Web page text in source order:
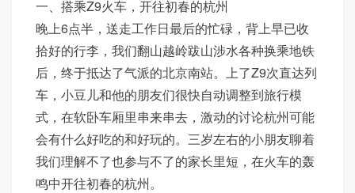
一、搭乘Z9火车，开往初春的杭州
晚上6点半，送走工作日最后的忙碌，背上早已收
拾好的行李，我们翻山越岭跋山涉水各种换乘地铁
后，终于抵达了气派的北京南站。上了Z9次直达列
车，小豆儿和他的朋友们很快自动调整到旅行模
式，在软卧车厢里串来串去，激动的讨论杭州可能
会有什么好吃的和好玩的。三岁左右的小朋友聊着
我们理解不了也参与不了的家长里短，在火车的轰
鸣中开往初春的杭州。